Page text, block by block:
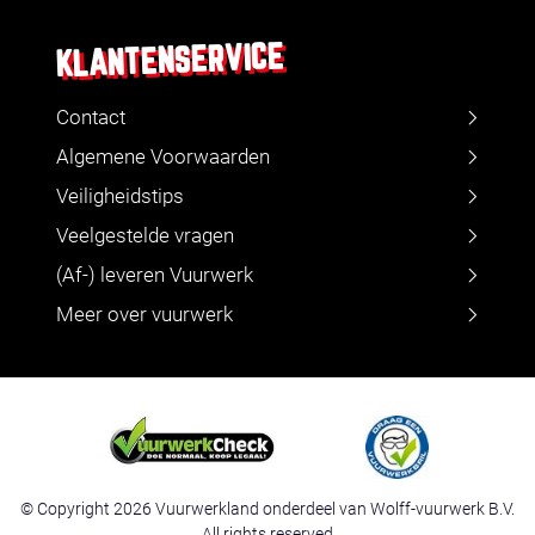
KLANTENSERVICE
Contact
Algemene Voorwaarden
Veiligheidstips
Veelgestelde vragen
(Af-) leveren Vuurwerk
Meer over vuurwerk
© Copyright 2026 Vuurwerkland onderdeel van Wolff-vuurwerk B.V.